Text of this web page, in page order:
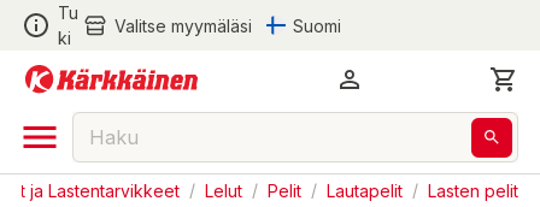
Tu
ki
Valitse myymäläsi Suomi
ja Lastentarvikkeet / Lelut / Pelit / Lautapelit / Lasten pelit